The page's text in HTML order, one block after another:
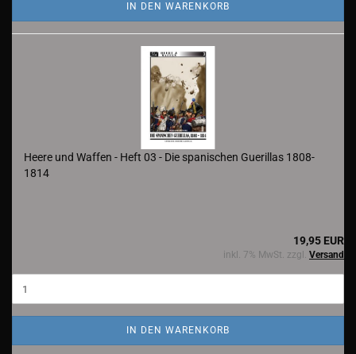
IN DEN WARENKORB
Heere und Waffen - Heft 03 - Die spanischen Guerillas 1808-
1814
19,95 EUR
inkl. 7% MwSt. zzgl. Versand
IN DEN WARENKORB